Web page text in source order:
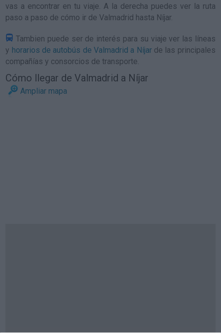
vas a encontrar en tu viaje. A la derecha puedes ver la ruta
paso a paso de cómo ir de Valmadrid hasta Níjar.
Tambien puede ser de interés para su viaje ver las líneas
y horarios de autobús de Valmadrid a Níjarde las principales
compañías y consorcios de transporte.
Cómo llegar de Valmadrid a Níjar
Ampliar mapa